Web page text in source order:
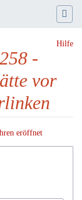
Hilfe
-
vor
eröffnet